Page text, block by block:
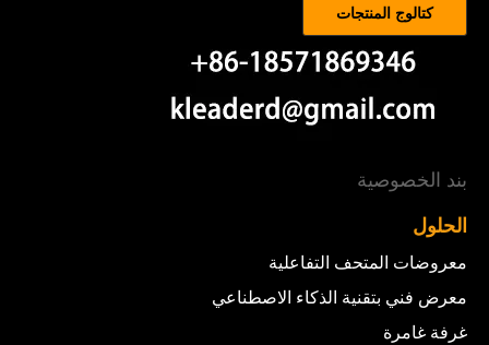
كتالوج المنتجات
بند الخصوصية
الحلول
معروضات المتحف التفاعلية
معرض فني بتقنية الذكاء الاصطناعي
غرفة غامرة